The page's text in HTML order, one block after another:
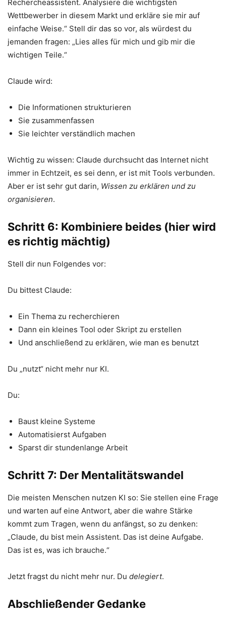
Rechercheassistent. Analysiere die wichtigsten
Wettbewerber in diesem Markt und erkläre sie mir auf
einfache Weise.“ Stell dir das so vor, als würdest du
jemanden fragen: „Lies alles für mich und gib mir die
wichtigen Teile.“
Claude wird:
Die Informationen strukturieren
Sie zusammenfassen
Sie leichter verständlich machen
Wichtig zu wissen: Claude durchsucht das Internet nicht
immer in Echtzeit, es sei denn, er ist mit Tools verbunden.
Aber er ist sehr gut darin, Wissen zu erklären und zu
organisieren.
Schritt 6: Kombiniere beides (hier wird
es richtig mächtig)
Stell dir nun Folgendes vor:
Du bittest Claude:
Ein Thema zu recherchieren
Dann ein kleines Tool oder Skript zu erstellen
Und anschließend zu erklären, wie man es benutzt
Du „nutzt“ nicht mehr nur KI.
Du:
Baust kleine Systeme
Automatisierst Aufgaben
Sparst dir stundenlange Arbeit
Schritt 7: Der Mentalitätswandel
Die meisten Menschen nutzen KI so: Sie stellen eine Frage
und warten auf eine Antwort, aber die wahre Stärke
kommt zum Tragen, wenn du anfängst, so zu denken:
„Claude, du bist mein Assistent. Das ist deine Aufgabe.
Das ist es, was ich brauche.“
Jetzt fragst du nicht mehr nur. Du delegiert.
Abschließender Gedanke